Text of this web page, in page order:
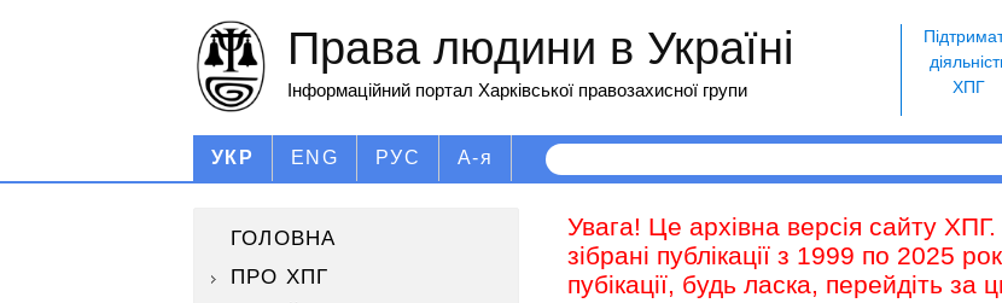
ХПГ
Права людини в Україні
Інформаційний портал Харківської правозахисної групи
УКР ENG РУС А-я
ГОЛОВНА
ПРО ХПГ
Увага! Це архівна версія сайту
зібрані публікації з 1999 по 2025
пубікації, будь ласка, перейдіть